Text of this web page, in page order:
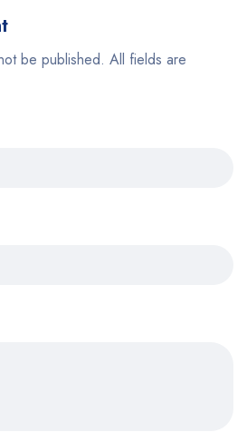
be published. All fields are